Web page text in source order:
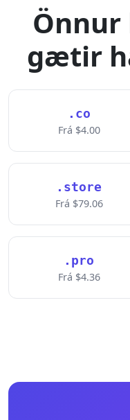
Önnur
gætir
.co
Frá $4.00
.store
Frá $79.06
.pro
Frá $4.36